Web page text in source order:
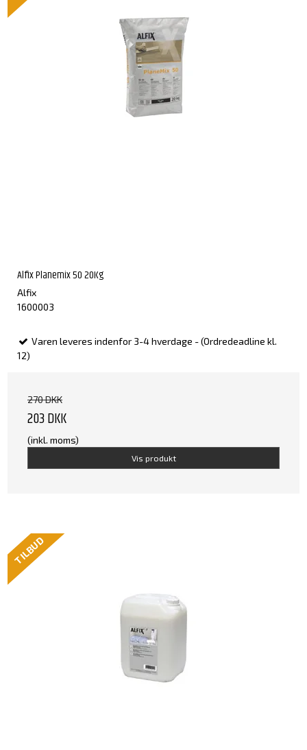
Alfix Planemix 50 20Kg
Alfix
1600003
Varen leveres indenfor 3-4 hverdage - (Ordredeadline kl.
12)
270 DKK
203 DKK
(inkl. moms)
Vis produkt
TILBUD